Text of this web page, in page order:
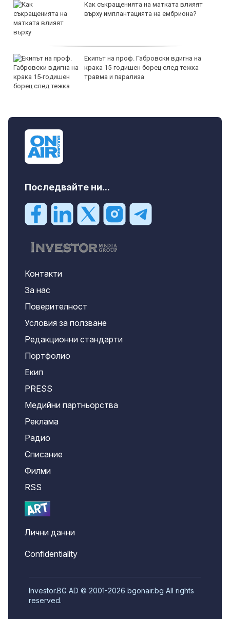
Как съкращенията на матката влияят
върху имплантацията на ембриона?
Екипът на проф. Габровски вдигна на
крака 15-годишен борец след тежка
травма и парализа
Последвайте ни...
Контакти
За нас
Поверителност
Условия за ползване
Редакционни стандарти
Портфолио
Екип
PRESS
Медийни партньорства
Реклама
Радио
Списание
Филми
RSS
Лични данни
Confidentiality
Investor.BG AD © 2001-2026 bgonair.bg All rights
reserved.